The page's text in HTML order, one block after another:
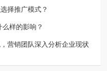
择推广模式？
样的影响？
营销团队深入分析企业现状